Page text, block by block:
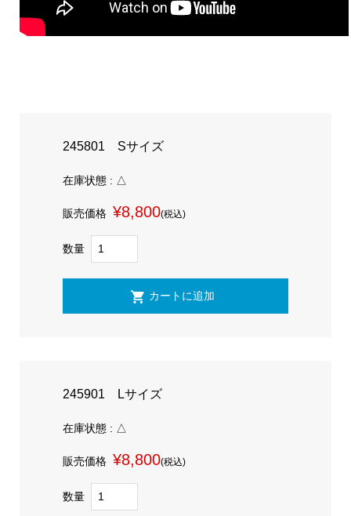
245801 Sサイズ
在庫状態 : △
販売価格 ¥8,800(税込)
数量
245901 Lサイズ
在庫状態 : △
販売価格 ¥8,800(税込)
数量